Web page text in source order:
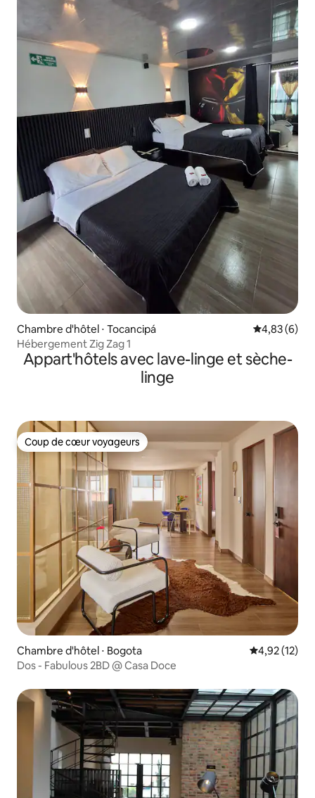
Chambre d'hôtel ⋅ Tocancipá Évaluation
4,83 (6)
Hébergement Zig Zag 1
Appart'hôtels avec lave-linge et sèche-
linge
Coup de cœur voyageurs
Coup de cœur voyageurs
Chambre d'hôtel ⋅ Bogota Évaluation
4,92 (12)
Dos - Fabulous 2BD @ Casa Doce